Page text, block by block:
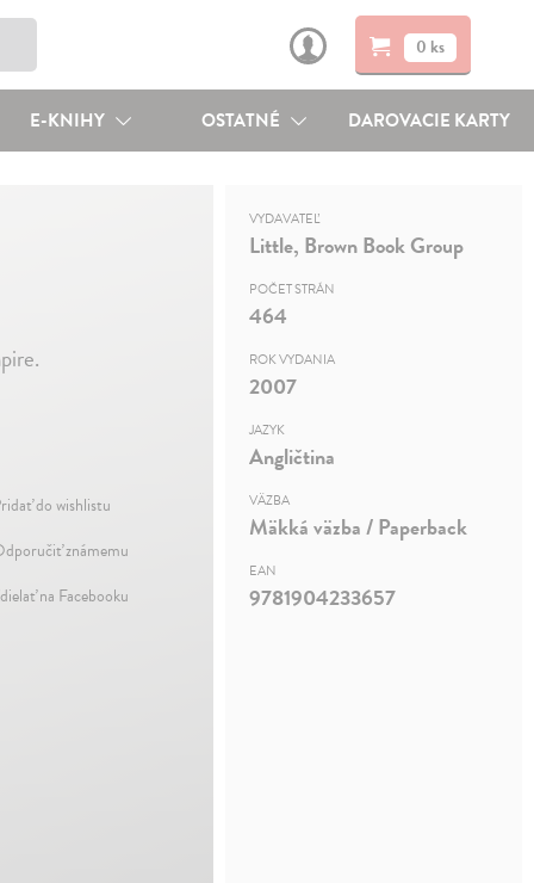
0 ks
E-KNIHY OSTATNÉ DAROVACIE KARTY
do wishlistu
známemu
na Facebooku
VYDAVATEĽ
Little, Brown Book Group
POČET STRÁN
464
ROK VYDANIA
2007
JAZYK
Angličtina
VÄZBA
Mäkká väzba / Paperback
EAN
9781904233657